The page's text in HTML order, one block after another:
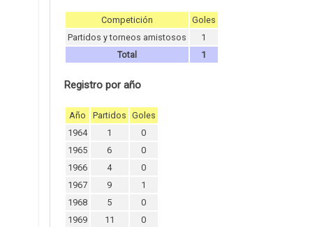
Competición
Goles
Partidos y torneos amistosos
1
Total
1
Registro por año
Año Partidos Goles
1964
1
0
1965
6
0
1966
4
0
1967
9
1
1968
5
0
1969
11 0